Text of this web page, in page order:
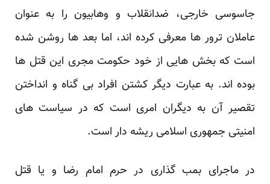
جاسوسی خارجی، ضدانقلاب و وهابیون را به عنوان
عاملان ترور ها معرفی کرده اند، اما بعد ها روشن شده
است که بخش هایی از خود حکومت مجری این قتل ها
بوده اند. به عبارت دیگر کشتن افراد بی گناه و انداختن
تقصیر آن به دیگران امری است که در سیاست های
امنیتی جمهوری اسلامی ریشه دار است.
در ماجرای بمب گذاری در حرم امام رضا و یا قتل